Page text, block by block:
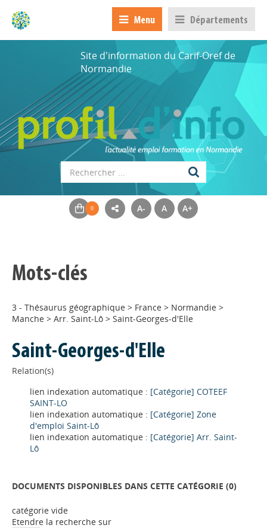
Menu Départements
Site d'information du Carif-Oref de
Normandie
A- A A+
Mots-clés
3 - Thésaurus géographique > France > Normandie >
Manche > Arr. Saint-Lô > Saint-Georges-d'Elle
Saint-Georges-d'Elle
Relation(s)
lien indexation automatique : [Catégorie] COTEEF
SAINT-LO
lien indexation automatique : [Catégorie] Zone
d'emploi Saint-Lô
lien indexation automatique : [Catégorie] Arr. Saint-
Lô
DOCUMENTS DISPONIBLES DANS CETTE CATÉGORIE (0)
catégorie vide
Etendre la recherche sur
Appels à projets